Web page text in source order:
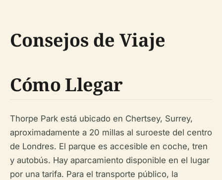
Consejos de Viaje
Cómo Llegar
Thorpe Park está ubicado en Chertsey, Surrey,
aproximadamente a 20 millas al suroeste del centro
de Londres. El parque es accesible en coche, tren
y autobús. Hay aparcamiento disponible en el lugar
por una tarifa. Para el transporte público, la